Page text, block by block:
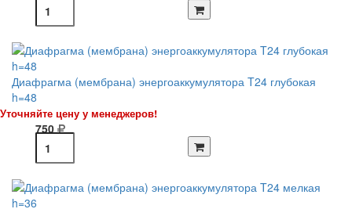
Диафрагма (мембрана) энергоаккумулятора T24 глубокая
h=48
Уточняйте цену у менеджеров!
750